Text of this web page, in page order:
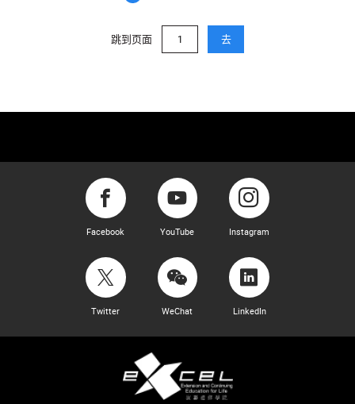
跳到页面 去
Facebook YouTube Instagram
Twitter WeChat LinkedIn